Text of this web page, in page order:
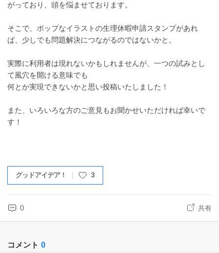
がっており、頭を悩ませております。
そこで、ポップなイラストの生理休暇申請スタンプがあれ
ば、少しでも問題解決につながるのではないかと。
実際に利用者は現れないかもしれませんが、一つの試みとし
て風穴を開ける意味でも
何とか実現できないかと思い投稿いたしました！
また、いろいろな方のご意見もお聞かせいただければ幸いで
す！
グッドアイデア！ 3
0 共有
コメント 0